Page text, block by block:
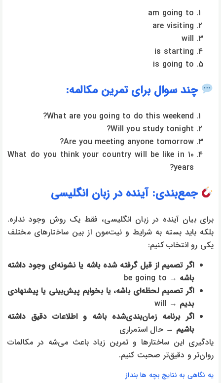
am going to
are visiting
will
is starting
is going to
چند سوال برای تمرین مکالمه:
What are you going to do this weekend?
Will you study tonight?
Are you meeting anyone tomorrow?
What do you think your country will be like in 10
years?
جمع‌بندی: آینده در زبان انگلیسی
برای بیان آینده در زبان انگلیسی، فقط یک روش وجود نداره.
بلکه باید بسته به شرایط و نیت‌مون از بین ساختارهای مختلف
یکی رو انتخاب کنیم:
اگر تصمیم از قبل گرفته شده باشه یا نشونه‌ای وجود داشته
باشه → be going to
اگر تصمیم لحظه‌ای باشه، یا بخوایم پیش‌بینی یا پیشنهادی
بدیم → will
اگر برنامه زمان‌بندی‌شده باشه و اطلاعات دقیق داشته
باشیم → حال استمراری
یادگیری این ساختارها و تمرین زیاد باعث می‌شه در مکالمات
روان‌تر و دقیق‌تر صحبت کنیم.
یه نگاهی به نتایج بچه ها بنداز